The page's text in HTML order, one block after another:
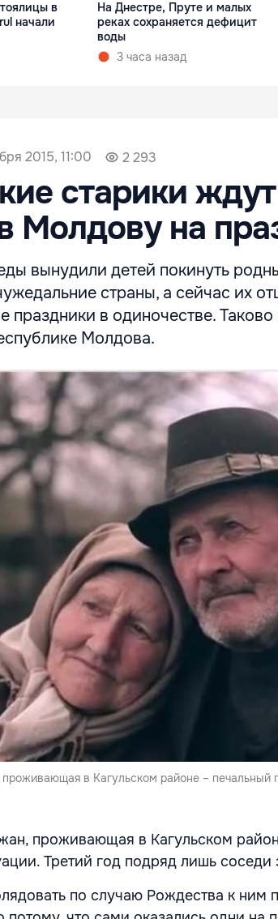
в
начали
На Днестре, Пруте и малых
реках сохраняется дефицит
воды
3 часа назад
2015, 11:00 2 293
старики
Молдову на
вынудили детей покинуть
страны, а сейчас их
праздники в одиночестве.
Молдова.
в Кагульском районе – печальный
проживающая в Кагульском
Третий год подряд лишь соседи
по случаю Рождества к ним